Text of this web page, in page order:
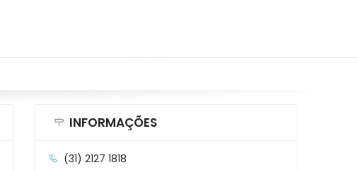
INFORMAÇÕES
(31) 2127 1818